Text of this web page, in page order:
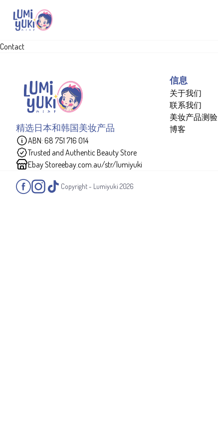
Contact
精选日本和韩国美妆产品
ABN: 68 751 716 014
Trusted and Authentic Beauty Store
Ebay Storeebay.com.au/str/lumiyuki
信息
关于我们
联系我们
美妆产品测验
博客
Copyright - Lumiyuki 2026